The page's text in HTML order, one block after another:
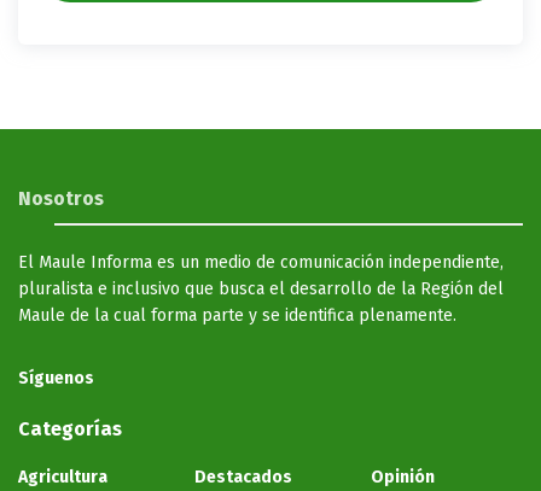
Nosotros
El Maule Informa es un medio de comunicación independiente,
pluralista e inclusivo que busca el desarrollo de la Región del
Maule de la cual forma parte y se identifica plenamente.
Síguenos
Categorías
Agricultura
Destacados
Opinión